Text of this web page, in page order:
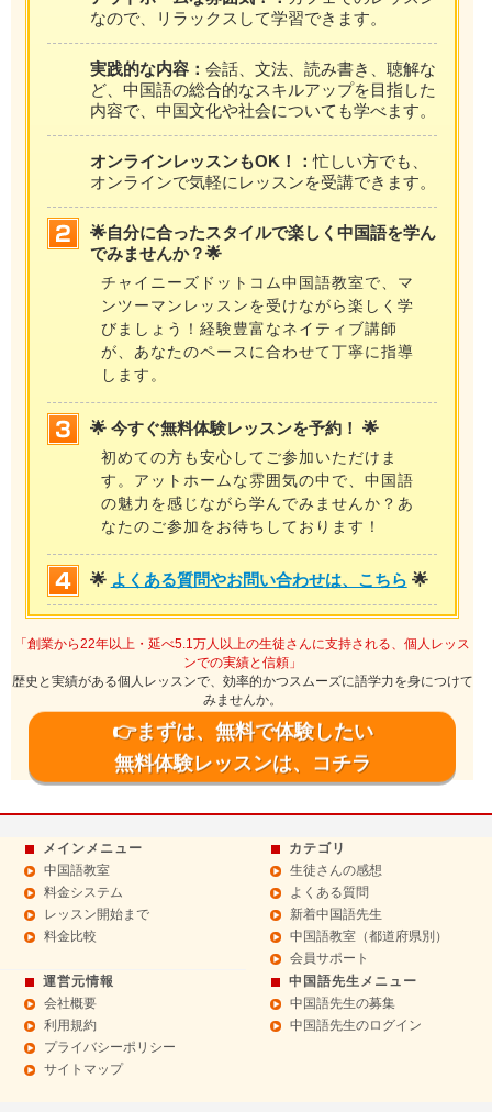
なので、リラックスして学習できます。
実践的な内容： 会話、文法、読み書き、聴解な
ど、中国語の総合的なスキルアップを目指した
内容で、中国文化や社会についても学べます。
オンラインレッスンもOK！：忙しい方でも、
オンラインで気軽にレッスンを受講できます。
🌟自分に合ったスタイルで楽しく中国語を学ん
でみませんか？🌟
チャイニーズドットコム中国語教室で、マ
ンツーマンレッスンを受けながら楽しく学
びましょう！経験豊富なネイティブ講師
が、あなたのペースに合わせて丁寧に指導
します。
🌟 今すぐ無料体験レッスンを予約！ 🌟
初めての方も安心してご参加いただけま
す。アットホームな雰囲気の中で、中国語
の魅力を感じながら学んでみませんか？あ
なたのご参加をお待ちしております！
🌟 よくある質問やお問い合わせは、こちら 🌟
「創業から22年以上・延べ5.1万人以上の生徒さんに支持される、個人レッス
ンでの実績と信頼」
歴史と実績がある個人レッスンで、効率的かつスムーズに語学力を身につけて
みませんか。
👉まずは、無料で体験したい
無料体験レッスンは、コチラ
メインメニュー
中国語教室
料金システム
レッスン開始まで
料金比較
カテゴリ
生徒さんの感想
よくある質問
新着中国語先生
中国語教室（都道府県別）
会員サポート
運営元情報
会社概要
利用規約
プライバシーポリシー
サイトマップ
中国語先生メニュー
中国語先生の募集
中国語先生のログイン